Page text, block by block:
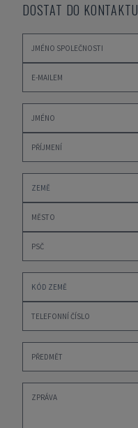
DOSTAT DO KONTAKTU